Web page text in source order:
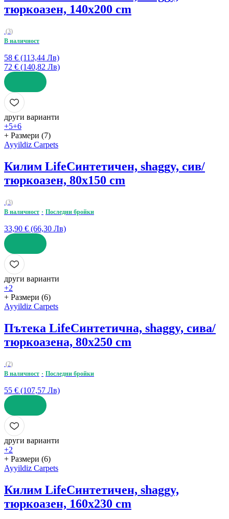
тюркоазен, 140x200 cm
(3)
В наличност
58 € (113,44 Лв)
72 € (140,82 Лв)
ДОБАВИ
други варианти
+5+6
+ Размери (7)
Ayyildiz Carpets
Килим LifeСинтетичен, shaggy, сив/
тюркоазен, 80x150 cm
(3)
В наличност
Последни бройки
33,90 € (66,30 Лв)
ДОБАВИ
други варианти
+2
+ Размери (6)
Ayyildiz Carpets
Пътека LifeСинтетична, shaggy, сива/
тюркоазена, 80x250 cm
(2)
В наличност
Последни бройки
55 € (107,57 Лв)
ДОБАВИ
други варианти
+2
+ Размери (6)
Ayyildiz Carpets
Килим LifeСинтетичен, shaggy,
тюркоазен, 160x230 cm